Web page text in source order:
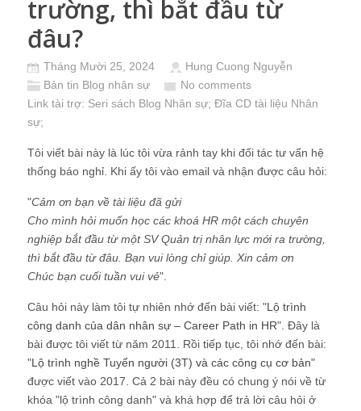
trường, thì bắt đầu từ
đâu?
Tháng Mười 25, 2024
Hung Cuong Nguyễn
Bản tin Blog nhân sự
No comments
Link tài trợ: Seri sách Blog Nhân sự; Đĩa CD tài liệu Nhân
sự;
Tôi viết bài này là lúc tôi vừa rảnh tay khi đối tác tư vấn hệ
thống báo nghỉ. Khi ấy tôi vào email và nhận được câu hỏi:
"Cảm ơn bạn về tài liệu đã gửi
Cho mình hỏi muốn học các khoá HR một cách chuyên
nghiệp bắt đầu từ một SV Quản trị nhân lực mới ra trường,
thì bắt đầu từ đâu. Bạn vui lòng chỉ giúp. Xin cảm ơn
Chúc bạn cuối tuần vui vẻ".
Câu hỏi này làm tôi tự nhiên nhớ đến bài viết: "Lộ trình
công danh của dân nhân sự – Career Path in HR". Đây là
bài được tôi viết từ năm 2011. Rồi tiếp tục, tôi nhớ đến bài:
"Lộ trình nghề Tuyển người (3T) và các công cụ cơ bản"
được viết vào 2017. Cả 2 bài này đều có chung ý nói về từ
khóa "lộ trình công danh" và khá hợp để trả lời câu hỏi ở